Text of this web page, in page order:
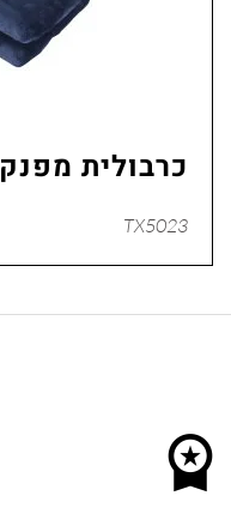
כרבולית
TX5023